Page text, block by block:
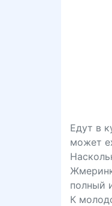
Едут в
может
полный
К